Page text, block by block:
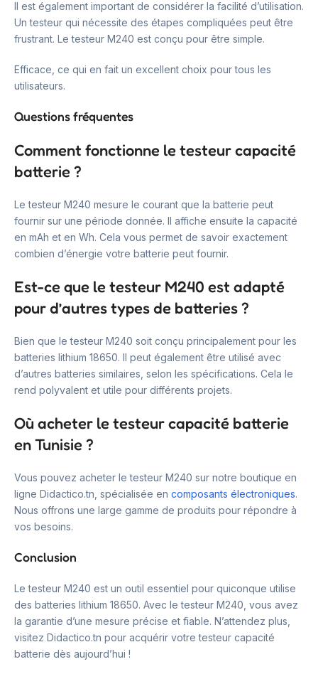
Il est également important de considérer la facilité d’utilisation.
Un testeur qui nécessite des étapes compliquées peut être
frustrant. Le testeur M240 est conçu pour être simple.
Efficace, ce qui en fait un excellent choix pour tous les
utilisateurs.
Questions fréquentes
Comment fonctionne le testeur capacité
batterie ?
Le testeur M240 mesure le courant que la batterie peut
fournir sur une période donnée. Il affiche ensuite la capacité
en mAh et en Wh. Cela vous permet de savoir exactement
combien d’énergie votre batterie peut fournir.
Est-ce que le testeur M240 est adapté
pour d’autres types de batteries ?
Bien que le testeur M240 soit conçu principalement pour les
batteries lithium 18650. Il peut également être utilisé avec
d’autres batteries similaires, selon les spécifications. Cela le
rend polyvalent et utile pour différents projets.
Où acheter le testeur capacité batterie
en Tunisie ?
Vous pouvez acheter le testeur M240 sur notre boutique en
ligne Didactico.tn, spécialisée en composants électroniques.
Nous offrons une large gamme de produits pour répondre à
vos besoins.
Conclusion
Le testeur M240 est un outil essentiel pour quiconque utilise
des batteries lithium 18650. Avec le testeur M240, vous avez
la garantie d’une mesure précise et fiable. N’attendez plus,
visitez Didactico.tn pour acquérir votre testeur capacité
batterie dès aujourd’hui !